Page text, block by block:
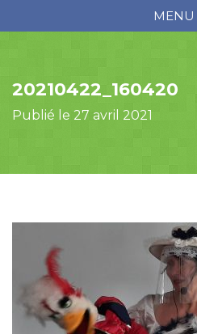
MENU
20210422_160420
Publié le 27 avril 2021